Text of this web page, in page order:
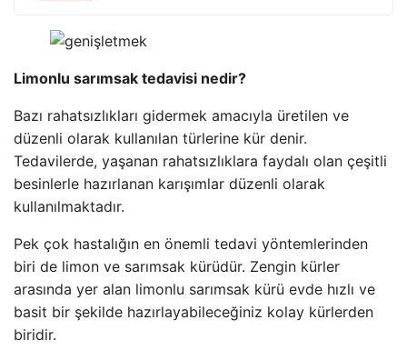
Limonlu sarımsak tedavisi nedir?
Bazı rahatsızlıkları gidermek amacıyla üretilen ve
düzenli olarak kullanılan türlerine kür denir.
Tedavilerde, yaşanan rahatsızlıklara faydalı olan çeşitli
besinlerle hazırlanan karışımlar düzenli olarak
kullanılmaktadır.
Pek çok hastalığın en önemli tedavi yöntemlerinden
biri de limon ve sarımsak kürüdür. Zengin kürler
arasında yer alan limonlu sarımsak kürü evde hızlı ve
basit bir şekilde hazırlayabileceğiniz kolay kürlerden
biridir.